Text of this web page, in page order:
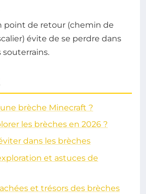
point de retour (chemin de
évite de se perdre dans
souterrains.
brèche Minecraft ?
les brèches en 2026 ?
dans les brèches
et astuces de
et trésors des brèches